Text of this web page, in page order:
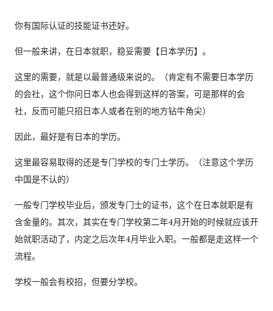
你有国际认证的技能证书还好。
但一般来讲，在日本就职，稳妥需要【日本学历】。
这里的需要，就是以最普通级来说的。（肯定有不需要日本学历
的会社，这个你问日本人也会得到这样的答案，可是那样的会
社，反而可能只招日本人或者在别的地方钻牛角尖）
因此，最好是有日本的学历。
这里最容易取得的还是专门学校的专门士学历。（注意这个学历
中国是不认的）
一般专门学校毕业后，颁发专门士的证书，这个在日本就职是有
含金量的。其次，其实在专门学校第二年4月开始的时候就应该开
始就职活动了，内定之后次年4月毕业入职。一般都是走这样一个
流程。
学校一般会有校招，但要分学校。